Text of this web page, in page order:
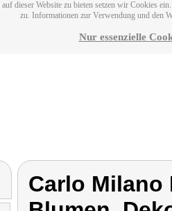
dieser Website zu bieten setzen wir Cookies
zu. Informationen zur Verwendung und den
Nur essenzielle
Carlo